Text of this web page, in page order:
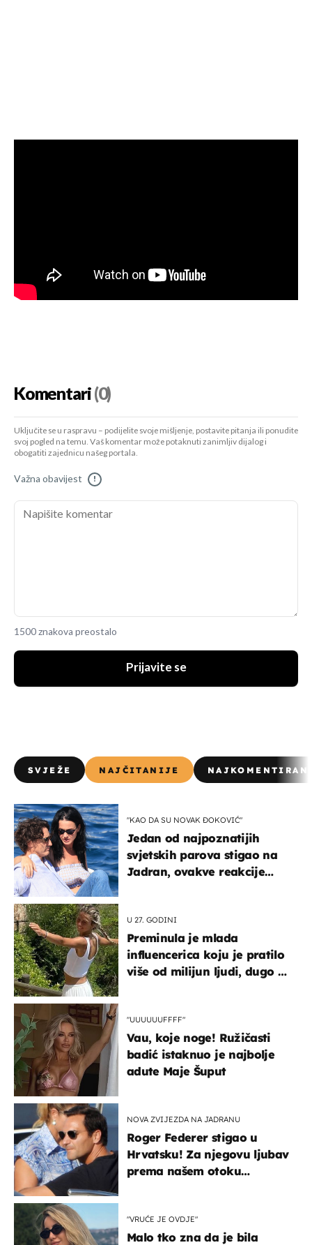
Komentari(0)
Uključite se u raspravu – podijelite svoje mišljenje, postavite pitanja ili ponudite
svoj pogled na temu. Vaš komentar može potaknuti zanimljiv dijalog i
obogatiti zajednicu našeg portala.
Važna obavijest !
1500 znakova preostalo
Prijavite se
SVJEŽE NAJČITANIJE
"KAO DA SU NOVAK ĐOKOVIĆ"
Jedan od najpoznatijih
svjetskih parova stigao na
Jadran, ovakve reakcije
U 27. GODINI
Preminula je mlada
influencerica koju je pratilo
više od milijun ljudi, dugo se
"UUUUUUFFFF"
Vau, koje noge! Ružičasti
badić istaknuo je najbolje
adute Maje Šuput
NOVA ZVIJEZDA NA JADRANU
Roger Federer stigao u
Hrvatsku! Za njegovu ljubav
prema našem otoku
"VRUĆE JE OVDJE"
Malo tko zna da je bila